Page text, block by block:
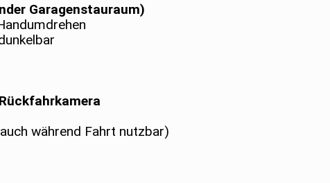
Garagenstauraum)
während Fahrt nutzbar)